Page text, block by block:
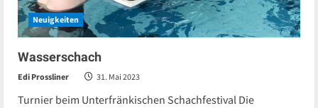
Neuigkeiten
Wasserschach
Edi Prossliner 31. Mai 2023
Turnier beim Unterfränkischen Schachfestival Die